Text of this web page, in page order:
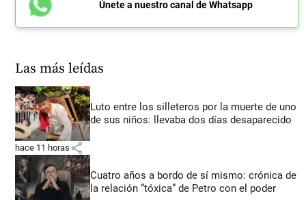
Únete a nuestro canal de Whatsapp
Las más leídas
Luto entre los silleteros por la muerte de uno
de sus niños: llevaba dos días desaparecido
hace 11 horas share
Cuatro años a bordo de sí mismo: crónica de
la relación “tóxica” de Petro con el poder